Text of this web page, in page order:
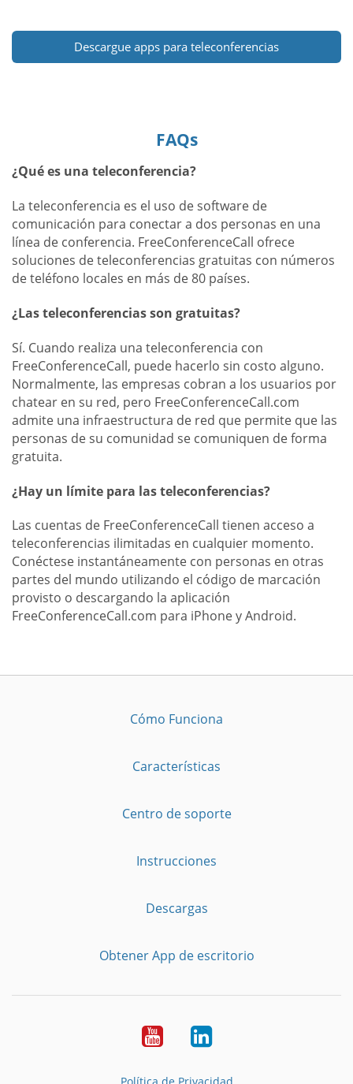
Descargue apps para teleconferencias
FAQs
¿Qué es una teleconferencia?
La teleconferencia es el uso de software de
comunicación para conectar a dos personas en una
línea de conferencia. FreeConferenceCall ofrece
soluciones de teleconferencias gratuitas con números
de teléfono locales en más de 80 países.
¿Las teleconferencias son gratuitas?
Sí. Cuando realiza una teleconferencia con
FreeConferenceCall, puede hacerlo sin costo alguno.
Normalmente, las empresas cobran a los usuarios por
chatear en su red, pero FreeConferenceCall.com
admite una infraestructura de red que permite que las
personas de su comunidad se comuniquen de forma
gratuita.
¿Hay un límite para las teleconferencias?
Las cuentas de FreeConferenceCall tienen acceso a
teleconferencias ilimitadas en cualquier momento.
Conéctese instantáneamente con personas en otras
partes del mundo utilizando el código de marcación
provisto o descargando la aplicación
FreeConferenceCall.com para iPhone y Android.
Cómo Funciona
Características
Centro de soporte
Instrucciones
Descargas
Obtener App de escritorio
YouTubeLinkedIn